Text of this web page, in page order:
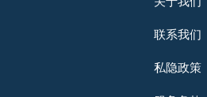
联系我们
私隐政策